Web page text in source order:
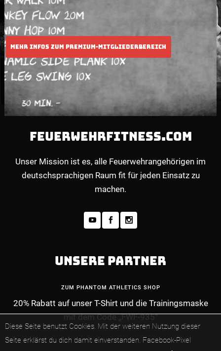
Diese Seite benutzt Cookies. Mit der weiteren Nutzung dieser
Seite erklärst du dich damit einverstanden. Facebook-Pixel
MEHR INFOS ZUM PREMIUM-
FEUERWEHRFITNESS.COM
Unser Mission ist es, alle Feuerwehrangehörigen im
deutschsprachigen Raum fit für jeden Einsatz zu
machen.
UNSERE PARTNER
ZUM PHANTOM ATHLETICS SHOP
20% Rabatt auf unser T-Shirt und die Trainingsmaske
mit dem Code „FWF-935“